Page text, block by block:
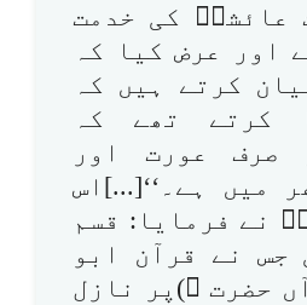
عائشہؓ کی خدمت
اور عرض کیا کہ
کرتے ہیں کہ
کرتے تھے کہ
صرف عورت اور
میں ہے۔‘‘[...]اس
نے فرمایا: قسم
جس نے قرآن ابو
حضرت ؐ)پر نازل